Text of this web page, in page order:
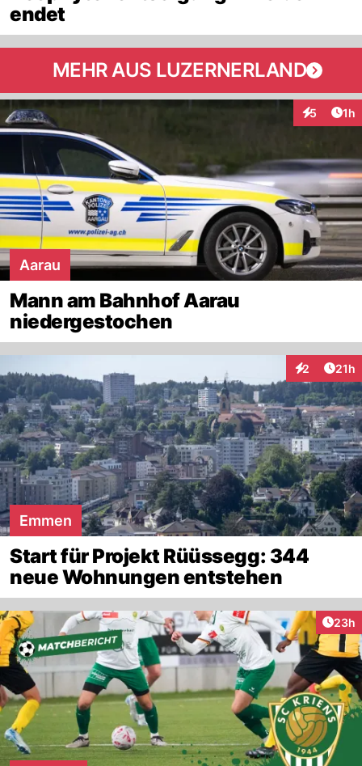
endet
MEHR AUS LUZERNERLAND
5 1h
Aarau
Mann am Bahnhof Aarau
niedergestochen
2
Interaktionen
21h
Emmen
Start für Projekt Rüüssegg: 344
neue Wohnungen entstehen
23h